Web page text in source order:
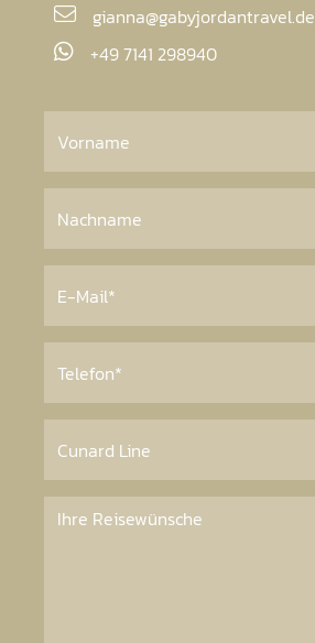
gianna@gabyjordantravel.de
+49 7141 298940